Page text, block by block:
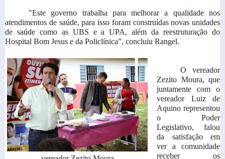
"Este governo trabalha para melhorar a qualidade nos
atendimentos de saúde, para isso foram construídas novas unidades
de saúde como as UBS e a UPA, além da reestruturação do
Hospital Bom Jesus e da Policlínica”, concluiu Rangel.
O vereador
Zezito Moura, que
juntamente com o
vereador Luiz de
Aquino representou
o Poder
Legislativo, falou
da satisfação em
ver a comunidade
receber os